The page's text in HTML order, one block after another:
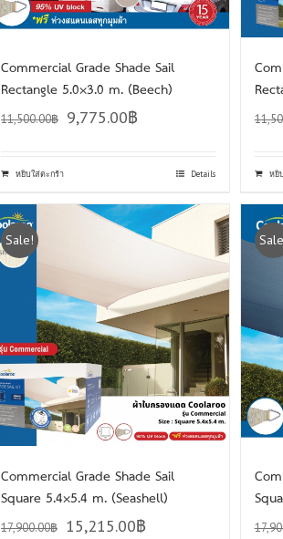
Commercial Grade Shade Sail
Rectangle 5.0×3.0 m. (Beech)
11,500.00฿ 9,775.00฿
หยิบใส่ตะกร้า Details หยิ
Sale!
Commercial Grade Shade Sail
Square 5.4×5.4 m. (Seashell)
17,900.00฿ 15,215.00฿